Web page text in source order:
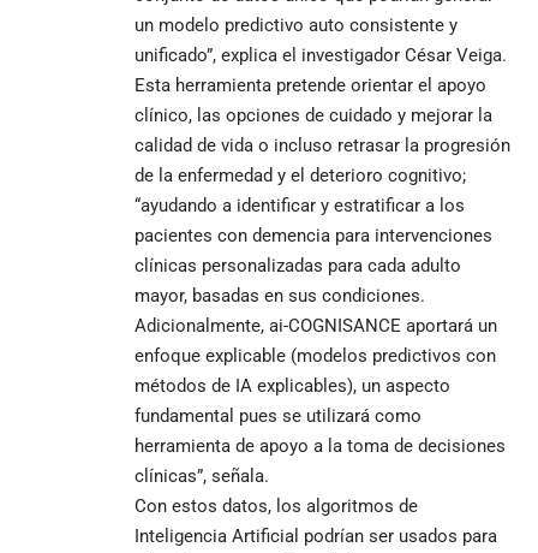
un modelo predictivo auto consistente y
unificado”, explica el investigador César Veiga.
Esta herramienta pretende orientar el apoyo
clínico, las opciones de cuidado y mejorar la
calidad de vida o incluso retrasar la progresión
de la enfermedad y el deterioro cognitivo;
“ayudando a identificar y estratificar a los
pacientes con demencia para intervenciones
clínicas personalizadas para cada adulto
mayor, basadas en sus condiciones.
Adicionalmente, ai-COGNISANCE aportará un
enfoque explicable (modelos predictivos con
métodos de IA explicables), un aspecto
fundamental pues se utilizará como
herramienta de apoyo a la toma de decisiones
clínicas”, señala.
Con estos datos, los algoritmos de
Inteligencia Artificial podrían ser usados para